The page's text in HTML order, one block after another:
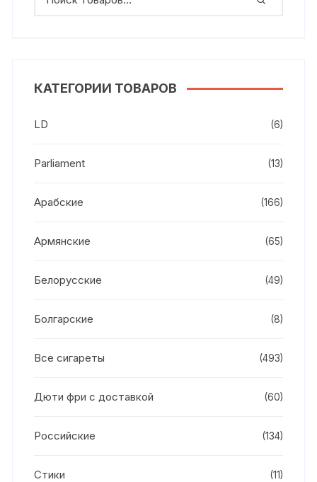
КАТЕГОРИИ ТОВАРОВ
LD (6)
Parliament (13)
Арабские (166)
Армянские (65)
Белорусские (49)
Болгарские (8)
Все сигареты (493)
Дюти фри с доставкой (60)
Российские (134)
Стики (11)